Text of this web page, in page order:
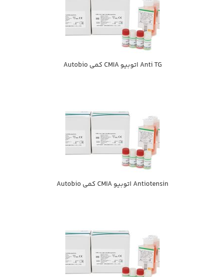
Anti TG اتوبيو CMIA كمي Autobio
Antiotensin اتوبيو CMIA كمي Autobio